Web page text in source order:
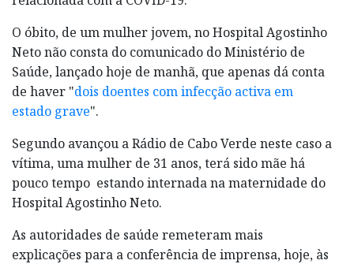
O óbito, de um mulher jovem, no Hospital Agostinho
Neto não consta do comunicado do Ministério de
Saúde, lançado hoje de manhã, que apenas dá conta
de haver "dois doentes com infecção activa em
estado grave".
Segundo avançou a Rádio de Cabo Verde neste caso a
vítima, uma mulher de 31 anos, terá sido mãe há
pouco tempo estando internada na maternidade do
Hospital Agostinho Neto.
As autoridades de saúde remeteram mais
explicações para a conferência de imprensa, hoje, às